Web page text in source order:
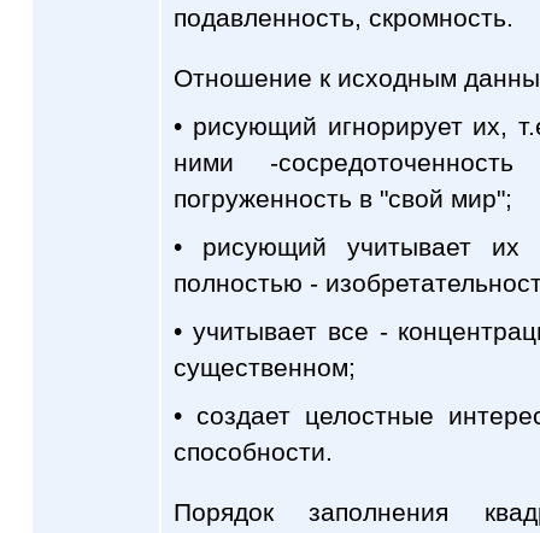
подавленность, скромность.
Отношение к исходным
• рисующий игнорирует их,
ними -
погруженность в "свой мир";
• рисующий учитывает
полностью -
• учитывает все -
существенном;
• создает целостные
способности.
Порядок заполнения